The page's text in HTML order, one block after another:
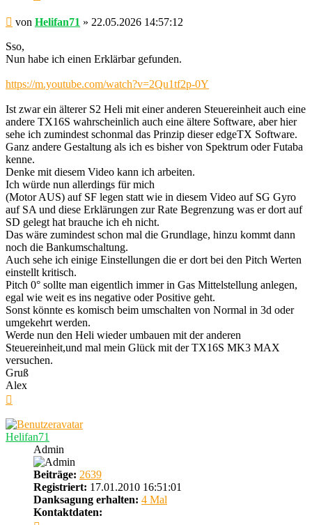
Beitrag
von Helifan71 » 22.05.2026 14:57:12
Sso,
Nun habe ich einen Erklärbar gefunden.
https://m.youtube.com/watch?v=2Qu1tf2p-0Y
Ist zwar ein älterer S2 Heli mit einer anderen Steuereinheit auch eine
andere TX16S wahrscheinlich auch eine ältere Software, aber hier
sehe ich zumindest schonmal das Prinzip dieser edgeTX Software.
Ganz andere Gestaltung als ich es bisher von Spektrum oder Futaba
kenne.
Denke mit diesem Video kann ich arbeiten.
Ich würde nun allerdings für mich
(Motor AUS) auf SF legen statt wie in diesem Video auf SG Gyro
auf SA und diese Erklärungen zur Rate Begrenzung was er dort auf
SD gelegt hat brauche ich eh nicht.
Das wäre zumindest schon mal die Grundlage, hinzu kommt dann
noch die Bankumschaltung.
Auch sehe ich einige Einstellungen die er dort bei den Pitch Werten
einstellt kritisch.
Pitch 0° sollte man eigentlich immer in Gas Mittelstellung anlegen,
egal wie weit es ins negative oder Positive geht.
Sonst könnte es komisch beim umschalten von Normal in 3d oder
umgekehrt werden.
Werde nun den Heli wieder umbauen mit der anderen
Steuereinheit,und mal mein Glück mit der TX16S MK3 MAX
versuchen.
Gruß
Alex
Helifan71
Admin
Beiträge: 2639
Registriert: 17.01.2010 16:51:01
Danksagung erhalten: 4 Mal
Kontaktdaten: